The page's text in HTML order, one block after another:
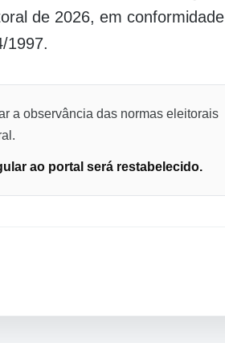
de 2026, em conformidade
1997.
a observância das normas eleitorais
ao portal será restabelecido.